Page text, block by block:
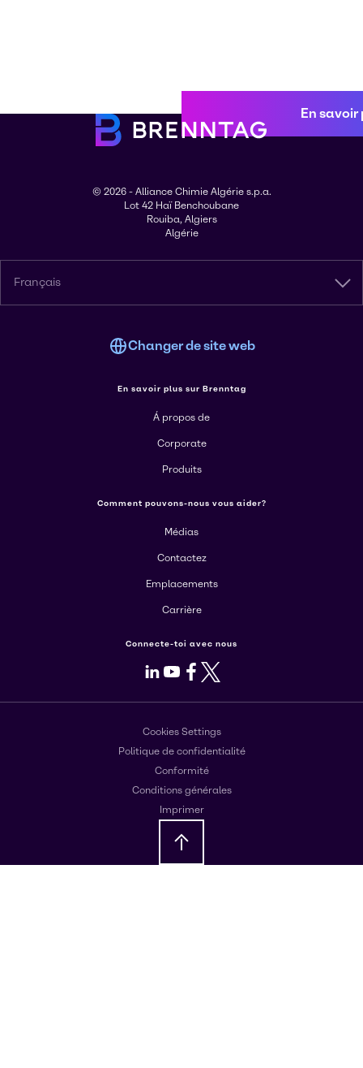
En savoir
© 2026 - Alliance Chimie Algérie s.p.a.
Lot 42 Haï Benchoubane
Rouiba, Algiers
Algérie
Français
Changer de site web
En savoir plus sur Brenntag
Á propos de
Corporate
Produits
Comment pouvons-nous vous aider?
Médias
Contactez
Emplacements
Carrière
Connecte-toi avec nous
LinkedIn
Youtube
Facebook
X
Cookies Settings
Politique de confidentialité
Conformité
Conditions générales
Imprimer